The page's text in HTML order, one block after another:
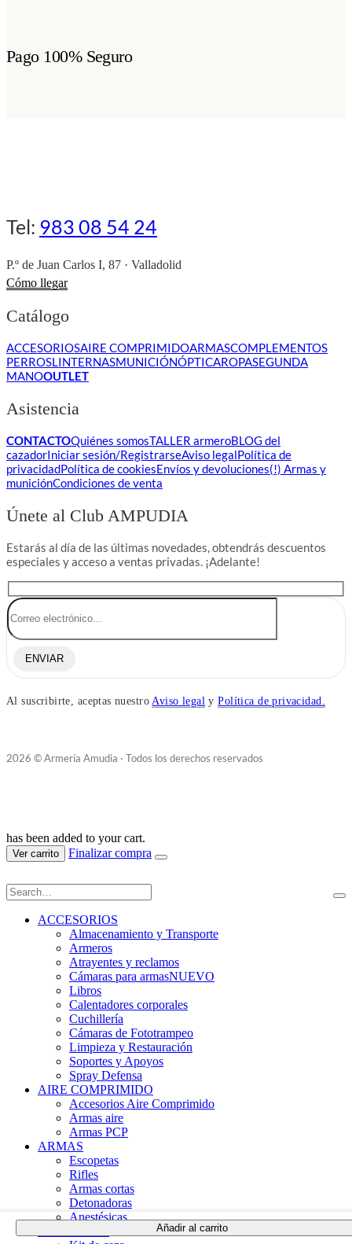
Añadir al carrito
Pago 100% Seguro
Tel: 983 08 54 24
P.º de Juan Carlos I, 87 · Valladolid
Cómo llegar
Catálogo
ACCESORIOSAIRE COMPRIMIDOARMASCOMPLEMENTOS
PERROSLINTERNASMUNICIÓNÓPTICAROPASEGUNDA
MANOOUTLET
Asistencia
CONTACTOQuiénes somosTALLER armeroBLOG del
cazadorIniciar sesión/RegistrarseAviso legalPolítica de
privacidadPolítica de cookiesEnvíos y devoluciones(!) Armas y
municiónCondiciones de venta
Únete al Club AMPUDIA
Estarás al día de las últimas novedades, obtendrás descuentos
especiales y acceso a ventas privadas. ¡Adelante!
ENVIAR
Al suscribirte, aceptas nuestro Aviso legal yPolítica de privacidad.
2026 © Armería Amudia · Todos los derechos reservados
has been added to your cart.
Ver carrito Finalizar compra
ACCESORIOS
Almacenamiento y Transporte
Armeros
Atrayentes y reclamos
Cámaras para armasNUEVO
Libros
Calentadores corporales
Cuchillería
Cámaras de Fototrampeo
Limpieza y Restauración
Soportes y Apoyos
Spray Defensa
AIRE COMPRIMIDO
Accesorios Aire Comprimido
Armas aire
Armas PCP
ARMAS
Escopetas
Rifles
Armas cortas
Detonadoras
Anestésicas